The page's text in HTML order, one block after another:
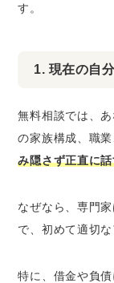
す。
1. 現在の自
無料相談では、
の家族構成、職
み隠さず正直に
なぜなら、専門
で、初めて適切
特に、借金や負